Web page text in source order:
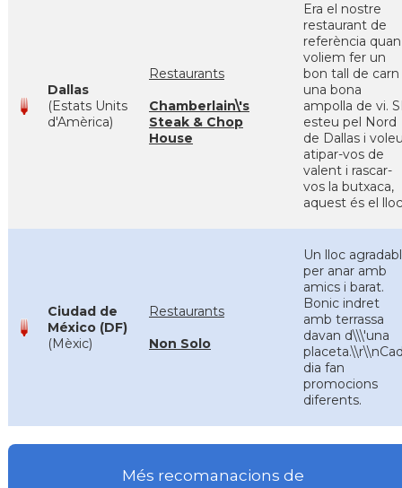
Dallas
(Estats Units
d'Amèrica)
Restaurants
Chamberlain\'s
Steak & Chop
House
Era el nostre
restaurant de
referència quan
voliem fer un
bon tall de carn
una bona
ampolla de vi.
esteu pel Nord
de Dallas i
atipar-vos de
valent i rascar-
vos la butxaca,
aquest és el lloc
Ciudad de
México (DF)
(Mèxic)
Restaurants
Non Solo
Un lloc
per anar amb
amics i barat.
Bonic indret
amb terrassa
davan d\\\'una
dia fan
promocions
diferents.
Més recomanacions de